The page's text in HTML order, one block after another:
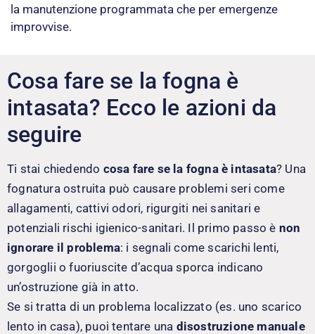
la manutenzione programmata che per emergenze
improvvise.
Cosa fare se la fogna è
intasata? Ecco le azioni da
seguire
Ti stai chiedendo cosa fare se la fogna è intasata? Una
fognatura ostruita può causare problemi seri come
allagamenti, cattivi odori, rigurgiti nei sanitari e
potenziali rischi igienico-sanitari. Il primo passo è non
ignorare il problema: i segnali come scarichi lenti,
gorgoglii o fuoriuscite d’acqua sporca indicano
un’ostruzione già in atto.
Se si tratta di un problema localizzato (es. uno scarico
lento in casa), puoi tentare una disostruzione manuale